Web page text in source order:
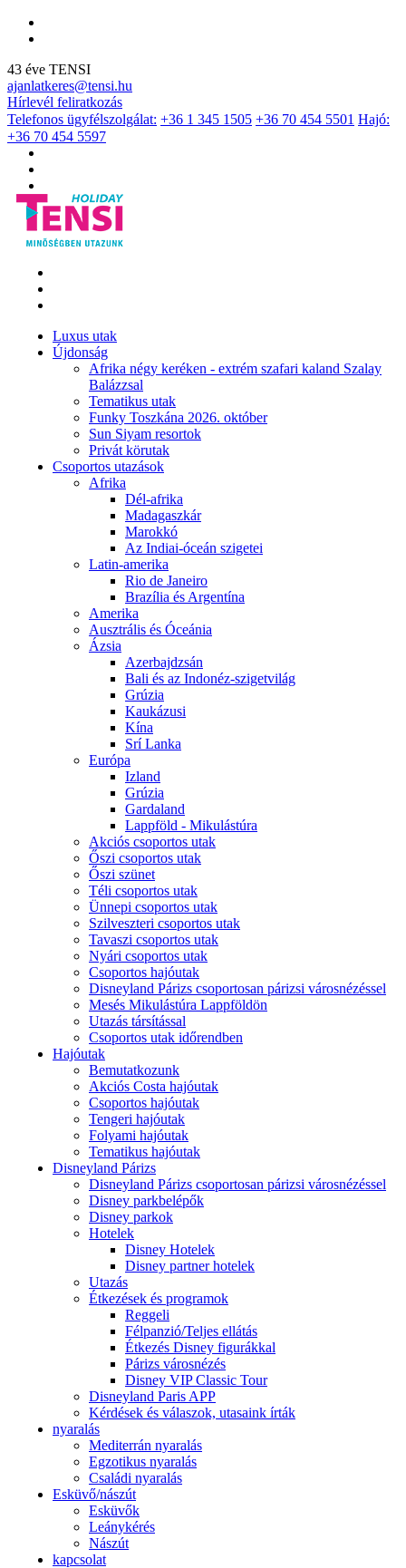
43 éve TENSI
ajanlatkeres@tensi.hu
Hírlevél feliratkozás
Telefonos ügyfélszolgálat: +36 1 345 1505 +36 70 454 5501 Hajó:
+36 70 454 5597
Luxus utak
Újdonság
Afrika négy keréken - extrém szafari kaland Szalay
Balázzsal
Tematikus utak
Funky Toszkána 2026. október
Sun Siyam resortok
Privát körutak
Csoportos utazások
Afrika
Dél-afrika
Madagaszkár
Marokkó
Az Indiai-óceán szigetei
Latin-amerika
Rio de Janeiro
Brazília és Argentína
Amerika
Ausztrális és Óceánia
Ázsia
Azerbajdzsán
Bali és az Indonéz-szigetvilág
Grúzia
Kaukázusi
Kína
Srí Lanka
Európa
Izland
Grúzia
Gardaland
Lappföld - Mikulástúra
Akciós csoportos utak
Őszi csoportos utak
Őszi szünet
Téli csoportos utak
Ünnepi csoportos utak
Szilveszteri csoportos utak
Tavaszi csoportos utak
Nyári csoportos utak
Csoportos hajóutak
Disneyland Párizs csoportosan párizsi városnézéssel
Mesés Mikulástúra Lappföldön
Utazás társítással
Csoportos utak időrendben
Hajóutak
Bemutatkozunk
Akciós Costa hajóutak
Csoportos hajóutak
Tengeri hajóutak
Folyami hajóutak
Tematikus hajóutak
Disneyland Párizs
Disneyland Párizs csoportosan párizsi városnézéssel
Disney parkbelépők
Disney parkok
Hotelek
Disney Hotelek
Disney partner hotelek
Utazás
Étkezések és programok
Reggeli
Félpanzió/Teljes ellátás
Étkezés Disney figurákkal
Párizs városnézés
Disney VIP Classic Tour
Disneyland Paris APP
Kérdések és válaszok, utasaink írták
nyaralás
Mediterrán nyaralás
Egzotikus nyaralás
Családi nyaralás
Esküvő/nászút
Esküvők
Leánykérés
Nászút
kapcsolat